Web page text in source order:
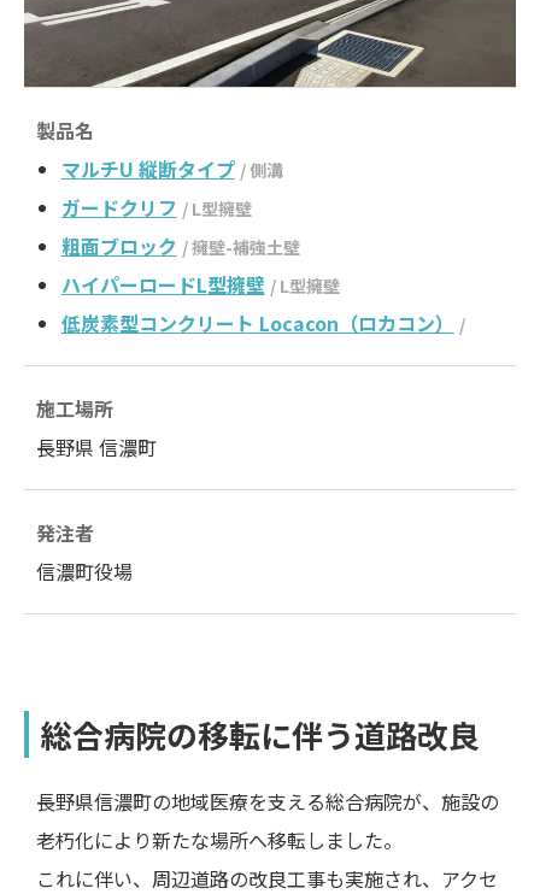
製品名
マルチU 縦断タイプ / 側溝
ガードクリフ / L型擁壁
粗面ブロック / 擁壁-補強土壁
ハイパーロードL型擁壁 / L型擁壁
低炭素型コンクリート Locacon（ロカコン） /
施工場所
長野県 信濃町
発注者
信濃町役場
総合病院の移転に伴う道路改良
長野県信濃町の地域医療を支える総合病院が、 施設の
老朽化により新たな場所へ移転しました。
これに伴い、周辺道路の改良工事も実施され、アクセ